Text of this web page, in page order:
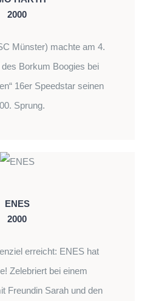
2000
Münster) machte am 4.
Borkum Boogies bei
16er Speedstar seinen
Sprung.
ENES
2000
erreicht: ENES hat
Zelebriert bei einem
Freundin Sarah und den